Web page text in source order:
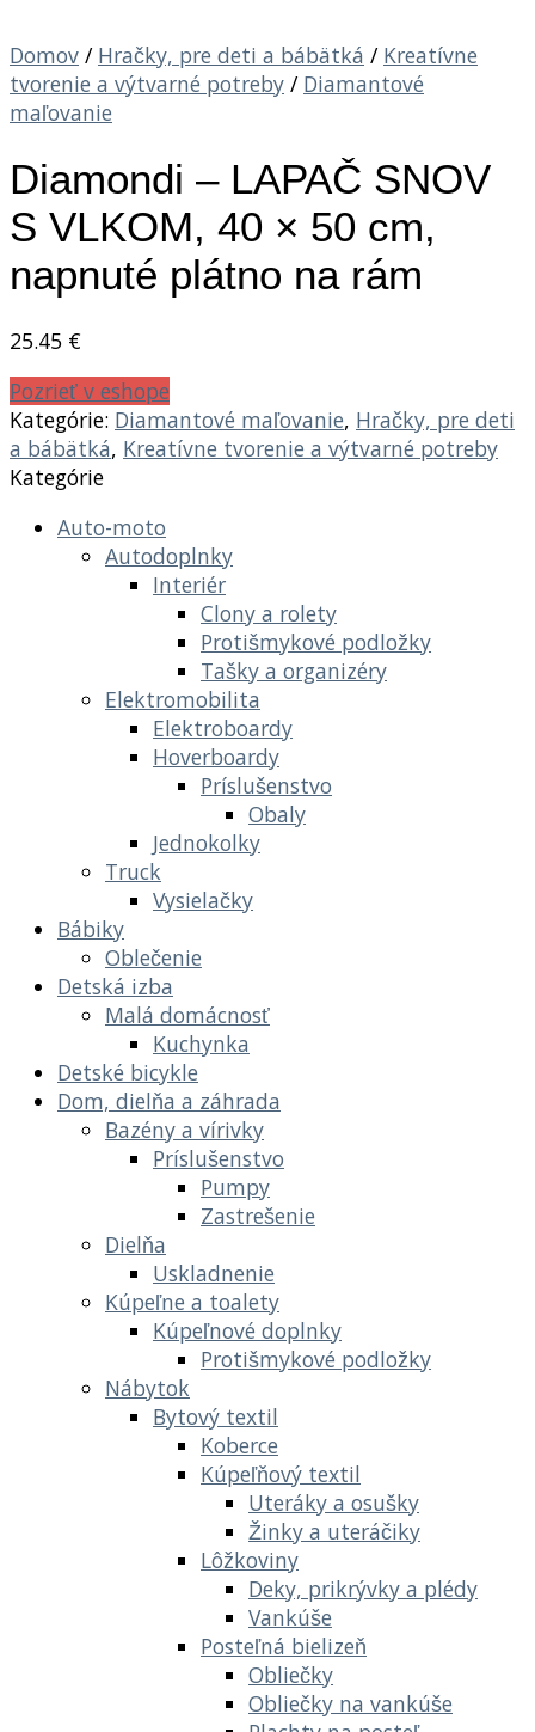
Domov / Hračky, pre deti a bábätká / Kreatívne
tvorenie a výtvarné potreby / Diamantové
maľovanie
Diamondi – LAPAČ SNOV
S VLKOM, 40 × 50 cm,
napnuté plátno na rám
25.45 €
Pozrieť v eshope
Kategórie: Diamantové maľovanie, Hračky, pre deti
a bábätká, Kreatívne tvorenie a výtvarné potreby
Kategórie
Auto-moto
Autodoplnky
Interiér
Clony a rolety
Protišmykové podložky
Tašky a organizéry
Elektromobilita
Elektroboardy
Hoverboardy
Príslušenstvo
Obaly
Jednokolky
Truck
Vysielačky
Bábiky
Oblečenie
Detská izba
Malá domácnosť
Kuchynka
Detské bicykle
Dom, dielňa a záhrada
Bazény a vírivky
Príslušenstvo
Pumpy
Zastrešenie
Dielňa
Uskladnenie
Kúpeľne a toalety
Kúpeľnové doplnky
Protišmykové podložky
Nábytok
Bytový textil
Koberce
Kúpeľňový textil
Uteráky a osušky
Žinky a uteráčiky
Lôžkoviny
Deky, prikrývky a plédy
Vankúše
Posteľná bielizeň
Obliečky
Obliečky na vankúše